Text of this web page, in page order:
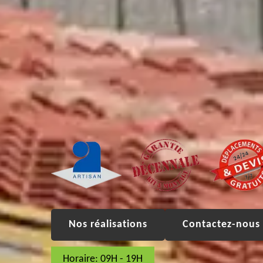
Nos réalisations Contactez-nous
Horaire: 09H - 19H